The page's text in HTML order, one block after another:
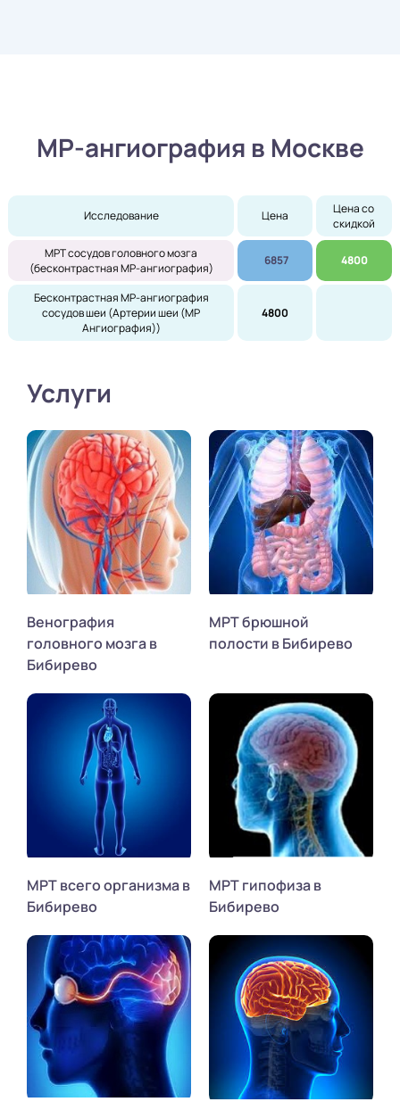
МР-ангиография в Москве
Исследование Цена
Цена со
скидкой
МРТ сосудов головного мозга
(бесконтрастная МР-ангиография)
6857 4800
Бесконтрастная МР-ангиография
сосудов шеи (Артерии шеи (МР
Ангиография))
4800
Услуги
Венография
головного мозга в
Бибирево
МРТ брюшной
полости в Бибирево
МРТ всего организма в
Бибирево
МРТ гипофиза в
Бибирево